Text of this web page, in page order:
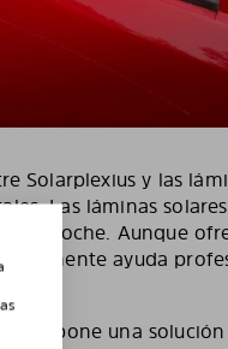
Solarplexius y las
Las láminas
del coche. Aunque
ayuda
propone una